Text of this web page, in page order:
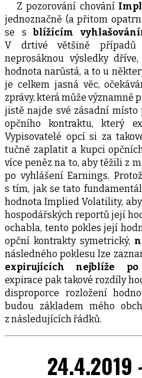
Z pozorování chování
jednoznačně (a přitom
se sblížícím
V drtivé většině případů
neprosáknou výsledky
hodnota narůstá, a to u
je celkem jasná věc,
zprávy, která může významně
jistě najde své zásadní
opčního kontraktu, který
Vypisovatelé opcí si za
tučně zaplatit a kupci
více peněz na to, aby těžili z
po vyhlášení Earnings.
s tím, jak se tato
hodnota Implied Volatility,
hospodářských reportů její
ochabla, tento pokles její
opční kontrakty symetrický,
následného poklesu lze
expirujících nejblíže
expirace pak takové rozdíly
disproporce rozložení
budou základem mého
z následujících řádků.
24.4.2019